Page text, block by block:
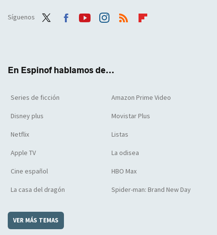
Síguenos
En Espinof hablamos de...
Series de ficción Amazon Prime Video
Disney plus Movistar Plus
Netflix Listas
Apple TV La odisea
Cine español HBO Max
La casa del dragón Spider-man: Brand New Day
VER MÁS TEMAS